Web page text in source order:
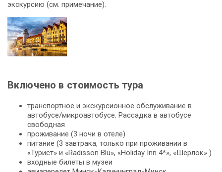
Включено в стоимость тура
транспортное и экскурсионное обслуживание в
автобусе/микроавтобусе. Рассадка в автобусе
свободная
проживание (3 ночи в отеле)
питание (3 завтрака, только при проживании в
«Турист» и «Radisson Blu», «Holiday Inn 4*», «Шерлок» )
входные билеты в музеи